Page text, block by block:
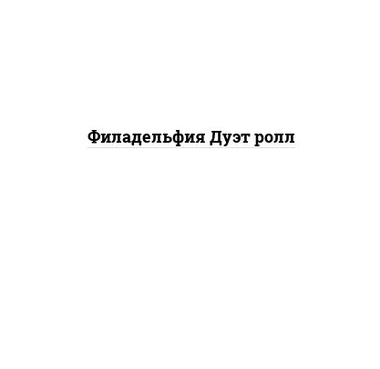
Филадельфия Дуэт ролл